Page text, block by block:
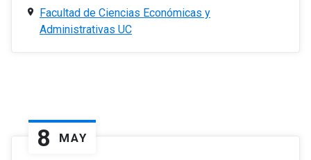
Facultad de Ciencias Económicas y
Administrativas UC
8 MAY